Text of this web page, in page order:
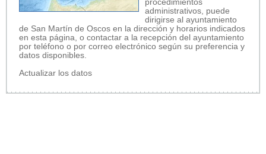
procedimientos
administrativos, puede
dirigirse al ayuntamiento
de San Martín de Oscos en la dirección y horarios indicados
en esta página, o contactar a la recepción del ayuntamiento
por teléfono o por correo electrónico según su preferencia y
datos disponibles.
Actualizar los datos